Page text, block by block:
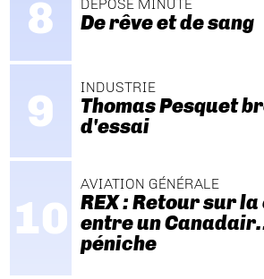
DÉPOSE MINUTE
De rêve et de sang
INDUSTRIE
Thomas Pesquet
d'essai
AVIATION GÉNÉRALE
REX : Retour sur
entre un
péniche